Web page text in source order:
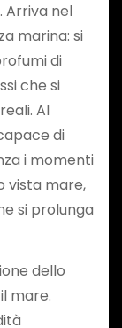
Arriva nel
marina: si
di
che si
Al
di
i momenti
vista mare,
si prolunga
dello
mare.